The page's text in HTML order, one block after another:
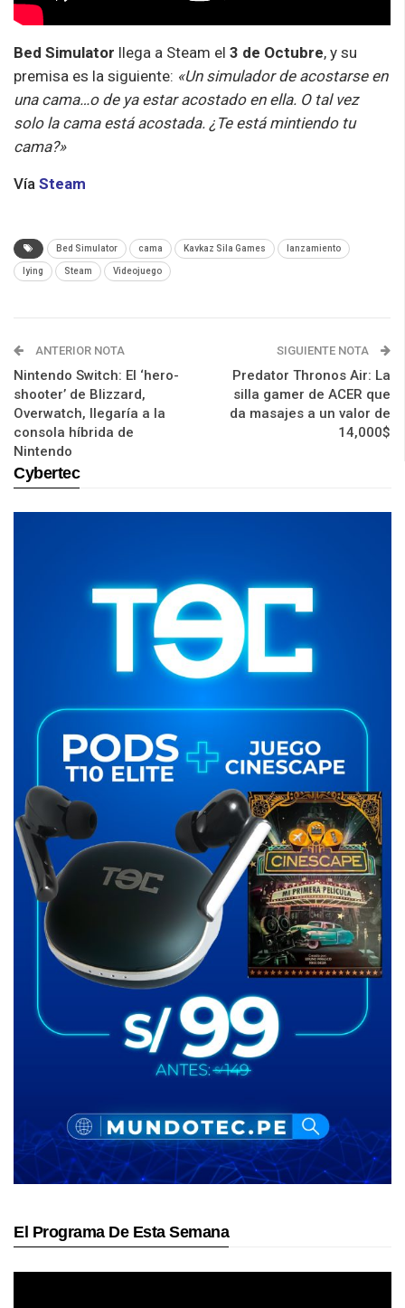
Bed Simulator llega a Steam el 3 de Octubre, y su
premisa es la siguiente: «Un simulador de acostarse en
una cama…o de ya estar acostado en ella. O tal vez
solo la cama está acostada. ¿Te está mintiendo tu
cama?»
Vía Steam
Bed Simulator cama Kavkaz Sila Games lanzamiento
lying Steam Videojuego
ANTERIOR NOTA
Nintendo Switch: El ‘hero-
shooter’ de Blizzard,
Overwatch, llegaría a la
consola híbrida de
Nintendo
SIGUIENTE NOTA
Predator Thronos Air: La
silla gamer de ACER que
da masajes a un valor de
14,000$
Cybertec
El Programa De Esta Semana